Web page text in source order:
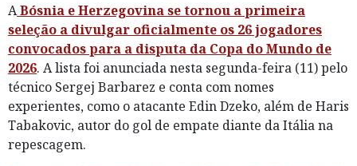
ABósnia e Herzegovina se tornou a primeira
seleção a divulgar oficialmente os 26 jogadores
convocados para a disputa da Copa do Mundo de
2026. A lista foi anunciada nesta segunda-feira (11) pelo
técnico Sergej Barbarez e conta com nomes
experientes, como o atacante Edin Dzeko, além de Haris
Tabakovic, autor do gol de empate diante da Itália na
repescagem.